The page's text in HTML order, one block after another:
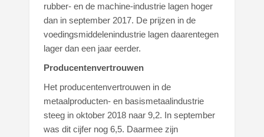
rubber- en de machine-industrie lagen hoger
dan in september 2017. De prijzen in de
voedingsmiddelenindustrie lagen daarentegen
lager dan een jaar eerder.
Producentenvertrouwen
Het producentenvertrouwen in de
metaalproducten- en basismetaalindustrie
steeg in oktober 2018 naar 9,2. In september
was dit cijfer nog 6,5. Daarmee zijn